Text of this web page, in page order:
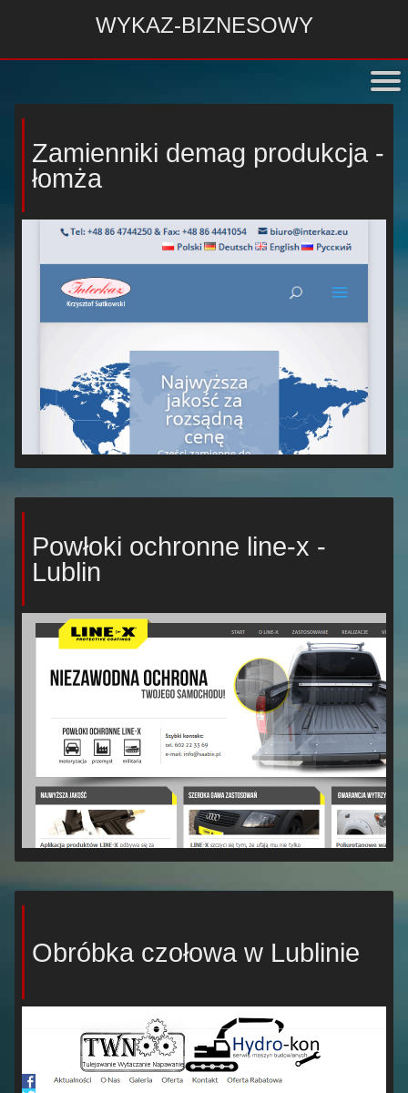
WYKAZ-BIZNESOWY
Zamienniki demag produkcja -
łomża
Powłoki ochronne line-x -
Lublin
Obróbka czołowa w Lublinie